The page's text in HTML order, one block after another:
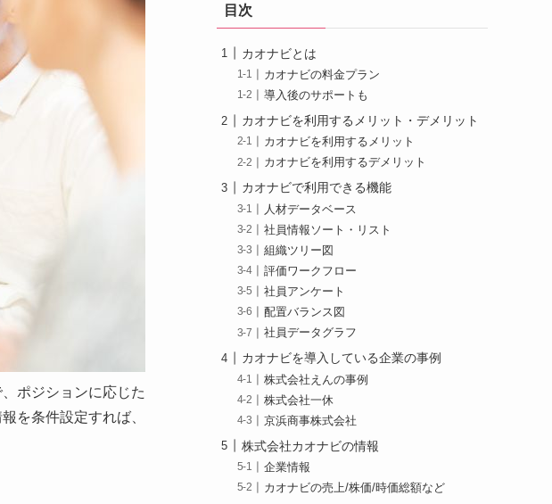
ポジションに応じた
を条件設定すれば、
目次
カオナビとは
カオナビの料金プラン
導入後のサポートも
カオナビを利用するメリット・デメリット
カオナビを利用するメリット
カオナビを利用するデメリット
カオナビで利用できる機能
人材データベース
社員情報ソート・リスト
組織ツリー図
評価ワークフロー
社員アンケート
配置バランス図
社員データグラフ
カオナビを導入している企業の事例
株式会社えんの事例
株式会社一休
京浜商事株式会社
株式会社カオナビの情報
企業情報
カオナビの売上/株価/時価総額など